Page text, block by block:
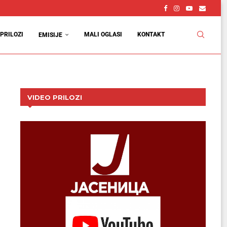
PRILOZI EMISIJE MALI OGLASI KONTAKT
VIDEO PRILOZI